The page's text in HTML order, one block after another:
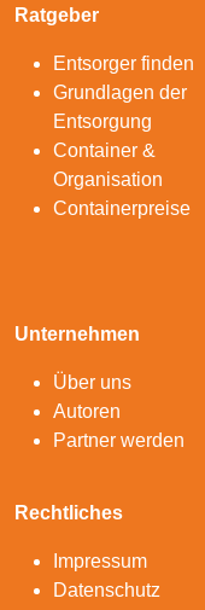
Ratgeber
Entsorger finden
Grundlagen der
Entsorgung
Container &
Organisation
Containerpreise
Unternehmen
Über uns
Autoren
Partner werden
Rechtliches
Impressum
Datenschutz